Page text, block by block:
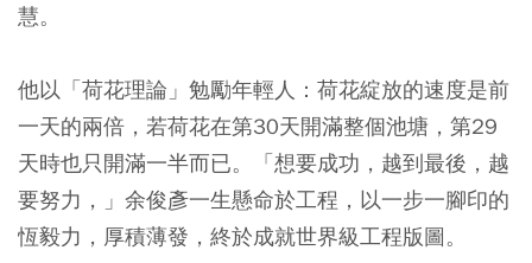
慧。
他以「荷花理論」勉勵年輕人：荷花綻放的速度是前
一天的兩倍，若荷花在第30天開滿整個池塘，第29
天時也只開滿一半而已。「想要成功，越到最後，越
要努力，」余俊彥一生懸命於工程，以一步一腳印的
恆毅力，厚積薄發，終於成就世界級工程版圖。